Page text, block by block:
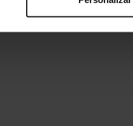
en el menú de la parte